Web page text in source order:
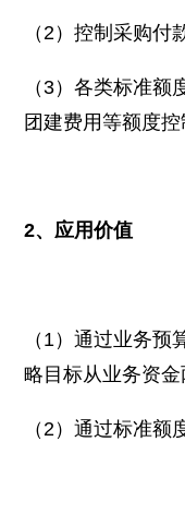
（2）控制采购
（3）各类标准额
团建费用等额度控
2、应用价值
（1）通过业务
略目标从业务资
（2）通过标准额